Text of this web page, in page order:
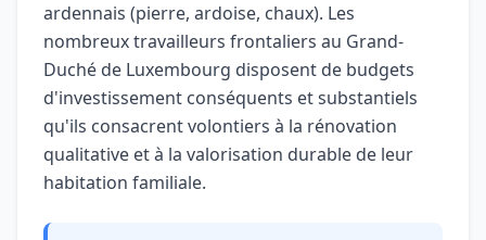
ardennais (pierre, ardoise, chaux). Les
nombreux travailleurs frontaliers au Grand-
Duché de Luxembourg disposent de budgets
d'investissement conséquents et substantiels
qu'ils consacrent volontiers à la rénovation
qualitative et à la valorisation durable de leur
habitation familiale.